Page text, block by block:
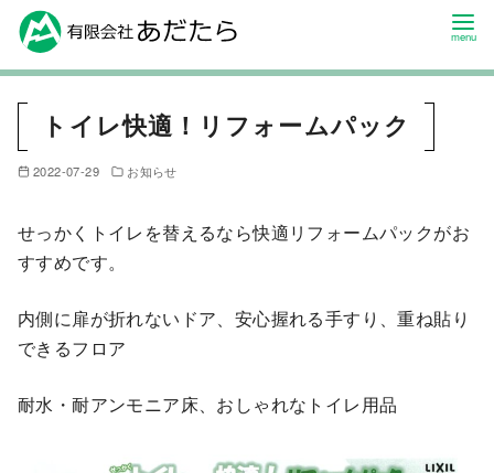
トイレ快適！リフォームパック
2022-07-29 お知らせ
せっかくトイレを替えるなら快適リフォームパックがお
すすめです。
内側に扉が折れないドア、安心握れる手すり、重ね貼り
できるフロア
耐水・耐アンモニア床、おしゃれなトイレ用品